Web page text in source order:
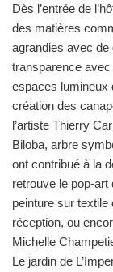
Dès l’entrée de
des matières
agrandies avec de
transparence
espaces lumineux
création des
l’artiste Thierry
Biloba, arbre
ont contribué à la
retrouve le pop-art
peinture sur textile
réception, ou
Michelle
Le jardin de